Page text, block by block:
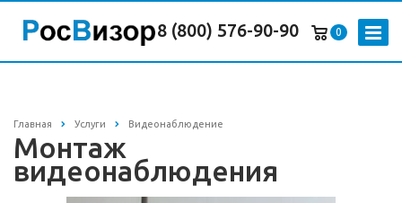
0
8 (800) 576-90-90
Главная Услуги Видеонаблюдение
Монтаж
видеонаблюдения